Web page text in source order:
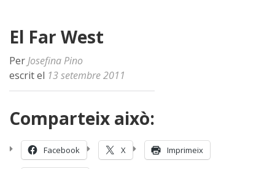
El Far West
Per Josefina Pino
escrit el 13 setembre 2011
Comparteix això:
Facebook X Imprimeix